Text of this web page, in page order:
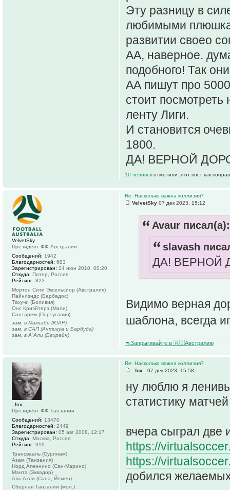
Эту разницу в
любимыми
развитии своео
АА, наверное.
подобного! Так
АА пишут про
стоит
ленту Лиги.
И становится
1800.
ДА! ВЕРНОЙ
10 человек отметили этот пост как
Re: Насколько важна коллизия?
VelvetSky 07 дек 2023, 15:12
Avaur писал(а):
slavash
ДА! ВЕРНОЙ
Видимо верная
шаблона, всегда
🦘Запрыгивайте в 🇦🇺Австралию
VelvetSky
Президент ФФ Австралии
Сообщений: 1942
Благодарностей: 683
Зарегистрирован: 24 июн 2010, 00:20
Откуда: Питер, Россия
Рейтинг: 822
Мортон Сити Эксельсиор (Австралия)
Пайнлэндс (Барбадос)
Тахучи (Боливия)
Онс Криэйтерз (Мали)
Сантарем (Португалия)
зам. в Маккаби (ЮАР)
зам. в САП (Антигуа и Барбуда)
зам. в А`Али (Бахрейн)
Re: Насколько важна коллизия?
_fox_
07 дек 2023, 15:58
ну люблю я
статистику
вчера сыграл две
https://
https://
добился
_fox_
Президент ФФ Танзании
Сообщений: 13470
Благодарностей: 2449
Зарегистрирован: 05 авг 2008, 12:17
Откуда: Москва, Россия
Рейтинг: 919
Трансвааль (Суринам)
Азам (Танзания)
Норд Апеннино (Сан-Марино)
Манта (Эквадор)
Аль-Ахли (Сана, Йемен)
Сборная Танзании (мол.)